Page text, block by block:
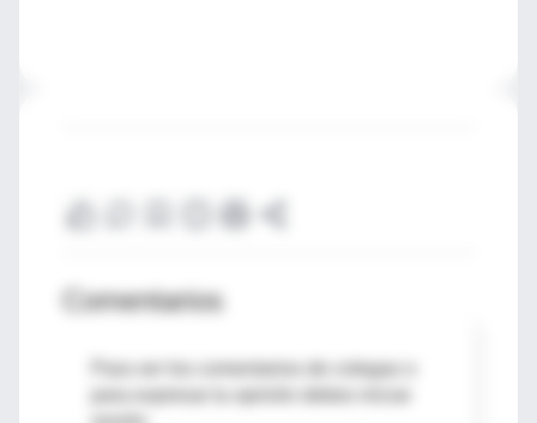
Comentarios
Para ver los comentarios de colegas o